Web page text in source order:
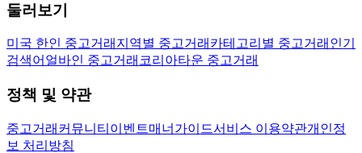
둘러보기
미국 한인 중고거래 지역별 중고거래 카테고리별 중고거래 인기
검색어 얼바인 중고거래 코리아타운 중고거래
정책 및 약관
중고거래 커뮤니티 이벤트매너가이드서비스 이용약관개인정
보 처리방침